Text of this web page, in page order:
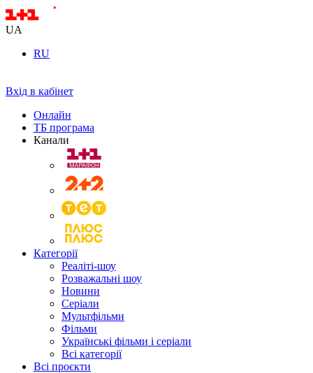
UA
RU
Вхід в кабінет
Онлайн
ТБ програма
Канали
Категорії
Реаліті-шоу
Розважальні шоу
Новини
Серіали
Мультфільми
Фільми
Українські фільми і серіали
Всі категорії
Всі проєкти